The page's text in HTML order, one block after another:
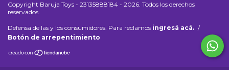
Copyright Baruja Toys - 23135888184 - 2026. Todos los derechos
reservados.
Defensa de las y los consumidores. Para reclamos ingresá acá. /
Botón de arrepentimiento